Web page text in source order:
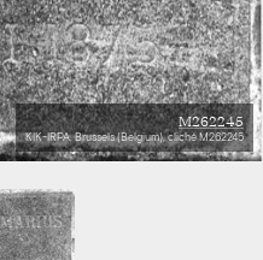
M262245
KIK-IRPA, Brussels (Belgium), cliché M262245